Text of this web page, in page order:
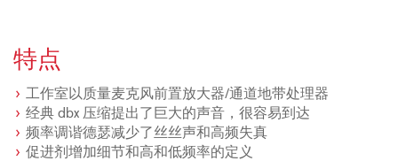
特点
工作室以质量麦克风前置放大器/通道地带处理器
经典 dbx 压缩提出了巨大的声音，很容易到达
频率调谐德瑟减少了丝丝声和高频失真
促进剂增加细节和高和低频率的定义